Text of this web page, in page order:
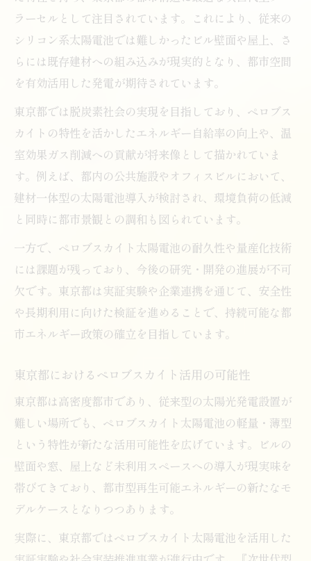
ラーセルとして注目されています。これにより、従来の
シリコン系太陽電池では難しかったビル壁面や屋上、さ
らには既存建材への組み込みが現実的となり、都市空間
を有効活用した発電が期待されています。
東京都では脱炭素社会の実現を目指しており、ペロブス
カイトの特性を活かしたエネルギー自給率の向上や、温
室効果ガス削減への貢献が将来像として描かれていま
す。例えば、都内の公共施設やオフィスビルにおいて、
建材一体型の太陽電池導入が検討され、環境負荷の低減
と同時に都市景観との調和も図られています。
一方で、ペロブスカイト太陽電池の耐久性や量産化技術
には課題が残っており、今後の研究・開発の進展が不可
欠です。東京都は実証実験や企業連携を通じて、安全性
や長期利用に向けた検証を進めることで、持続可能な都
市エネルギー政策の確立を目指しています。
東京都におけるペロブスカイト活用の可能性
東京都は高密度都市であり、従来型の太陽光発電設置が
難しい場所でも、ペロブスカイト太陽電池の軽量・薄型
という特性が新たな活用可能性を広げています。ビルの
壁面や窓、屋上など未利用スペースへの導入が現実味を
帯びてきており、都市型再生可能エネルギーの新たなモ
デルケースとなりつつあります。
実際に、東京都ではペロブスカイト太陽電池を活用した